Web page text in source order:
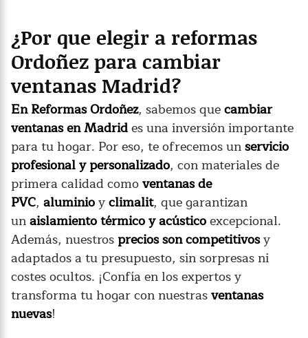
¿Por que elegir a reformas
Ordoñez para cambiar
ventanas Madrid?
En Reformas Ordoñez, sabemos quecambiar
ventanas en Madrides una inversión importante
para tu hogar. Por eso, te ofrecemos unservicio
profesional y personalizado, con materiales de
primera calidad comoventanas de
PVC, aluminioyclimalit, que garantizan
unaislamiento térmico y acústicoexcepcional.
Además, nuestros precios son competitivosy
adaptados a tu presupuesto, sin sorpresas ni
costes ocultos. ¡Confía en los expertos y
transforma tu hogar con nuestrasventanas
nuevas!